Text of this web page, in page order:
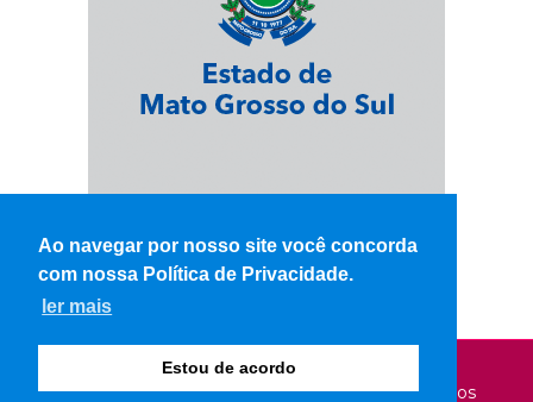
Ao navegar por nosso site você concorda
com nossa Política de Privacidade.
ler mais
Estou de acordo
© Copyright 2026 - WK Notícias - Todos os direitos